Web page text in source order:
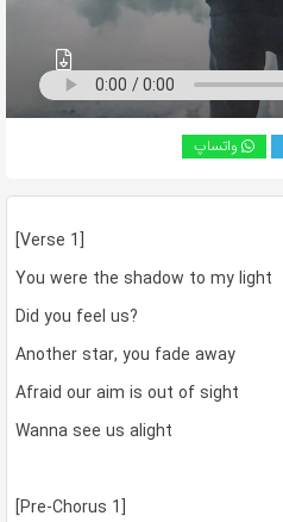
واتساپ
[Verse 1]
You were the shadow to my light
Did you feel us?
Another star, you fade away
Afraid our aim is out of sight
Wanna see us alight
[Pre-Chorus 1]